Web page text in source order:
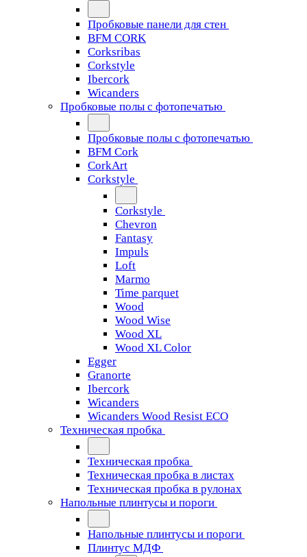
Пробковые панели для стен
BFM CORK
Corksribas
Corkstyle
Ibercork
Wicanders
Пробковые полы с фотопечатью
Пробковые полы с фотопечатью
BFM Cork
CorkArt
Corkstyle
Corkstyle
Chevron
Fantasy
Impuls
Loft
Marmo
Time parquet
Wood
Wood Wise
Wood XL
Wood XL Color
Egger
Granorte
Ibercork
Wicanders
Wicanders Wood Resist ECO
Техническая пробка
Техническая пробка
Техническая пробка в листах
Техническая пробка в рулонах
Напольные плинтусы и пороги
Напольные плинтусы и пороги
Плинтус МДФ